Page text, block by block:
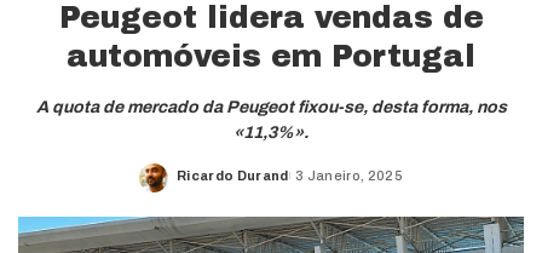
Peugeot lidera vendas de
automóveis em Portugal
A quota de mercado da Peugeot fixou-se, desta forma, nos
«11,3%».
Posted
Ricardo Durand 3 Janeiro, 2025